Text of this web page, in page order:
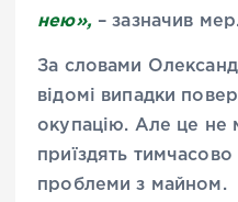
нею», – зазначив
За словами
відомі випадки
окупацію. Але це не
приїздять
проблеми з майном.